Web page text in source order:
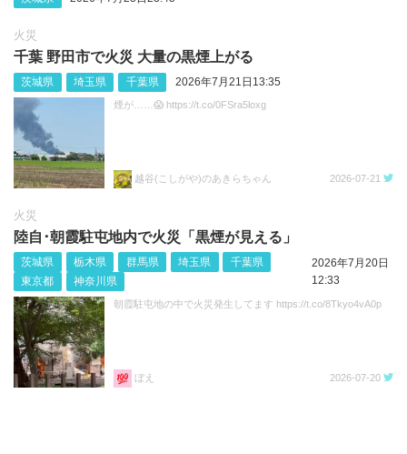
火災
千葉 野田市で火災 大量の黒煙上がる
茨城県 埼玉県 千葉県 2026年7月21日13:35
煙が……😱 https://t.co/0FSra5loxg
越谷(こしがや)のあきらちゃん 2026-07-21
火災
陸自･朝霞駐屯地内で火災「黒煙が見える」
茨城県 栃木県 群馬県 埼玉県
千葉県
東京都
神奈川県
2026年7月20日
12:33
朝霞駐屯地の中で火災発生してます https://t.co/8Tkyo4vA0p
ぼえ 2026-07-20